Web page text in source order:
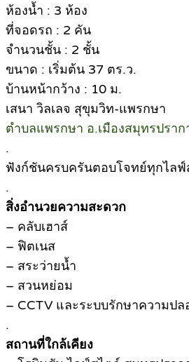
ห้องน้ำ : 3 ห้อง
ที่จอดรถ : 2 คัน
จำนวนชั้น : 2 ชั้น
ขนาด : เริ่มต้น 37 ตร.ว.
บ้านหน้ากว้าง : 10 ม.
เสนา วิลเลจ สุขุมวิท-แพรกษา
ตำบลแพรกษา อ.เมืองสมุทรปรา
.
ฟังก์ชันครบครันตอบโจทย์ทุกไลฟ์
.
สิ่งอำนวยความสะดวก
– คลับเฮาส์
– ฟิตเนส
– สระว่ายน้ำ
– สวนหย่อม
– CCTV และระบบรักษาความป
.
สถานที่ใกล้เคียง